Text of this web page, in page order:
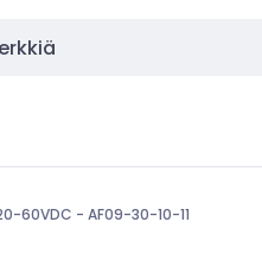
60VDC - AF09-30-10-11